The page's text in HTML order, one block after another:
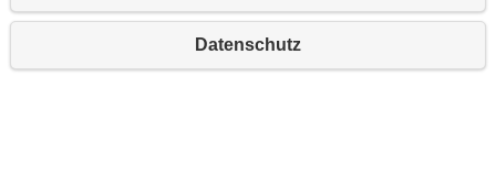
Datenschutz